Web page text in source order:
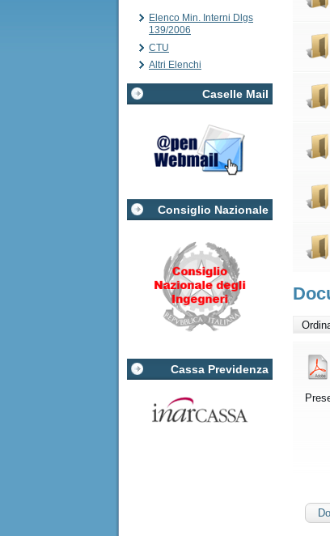
Elenco Min. Interni Dlgs
139/2006
CTU
Altri Elenchi
Caselle Mail
Consiglio Nazionale
Cassa Previdenza